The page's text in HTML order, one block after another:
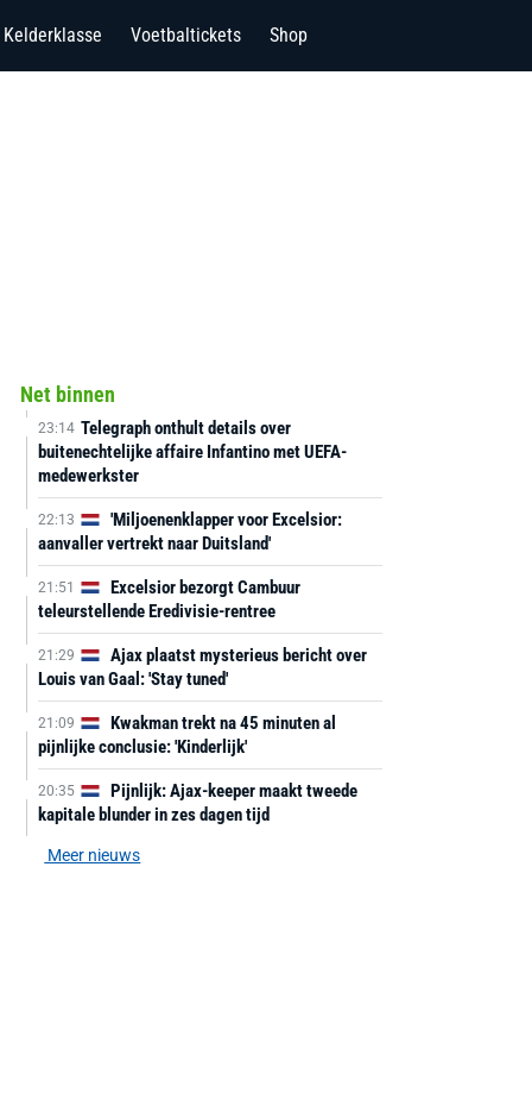
Kelderklasse Voetbaltickets Shop
Net binnen
23:14 Telegraph onthult details over
buitenechtelijke affaire Infantino met UEFA-
medewerkster
22:13
'Miljoenenklapper voor Excelsior:
aanvaller vertrekt naar Duitsland'
21:51
Excelsior bezorgt Cambuur
teleurstellende Eredivisie-rentree
21:29
Ajax plaatst mysterieus bericht over
Louis van Gaal: 'Stay tuned'
21:09
Kwakman trekt na 45 minuten al
pijnlijke conclusie: 'Kinderlijk'
20:35
Pijnlijk: Ajax-keeper maakt tweede
kapitale blunder in zes dagen tijd
Meer nieuws